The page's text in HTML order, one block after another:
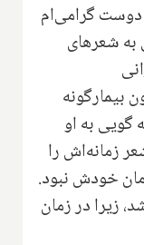
گرامی‌ام
به شعرهای
بیمارگونه
گویی به او
زمانه‌اش را
خودش نبود.
زیرا در زمان